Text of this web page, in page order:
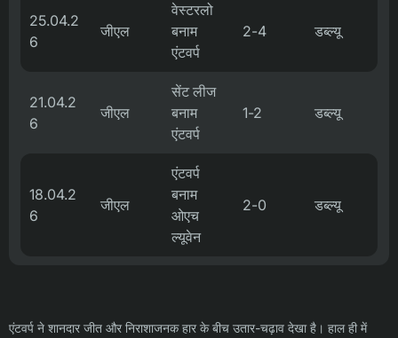
25.04.2
6
जीएल
वेस्टरलो
बनाम
एंटवर्प
2-4 डब्ल्यू
21.04.2
6
जीएल
सेंट लीज
बनाम
एंटवर्प
1-2 डब्ल्यू
18.04.2
6
जीएल
एंटवर्प
बनाम
ओएच
ल्यूवेन
2-0 डब्ल्यू
एंटवर्प ने शानदार जीत और निराशाजनक हार के बीच उतार-चढ़ाव देखा है। हाल ही में